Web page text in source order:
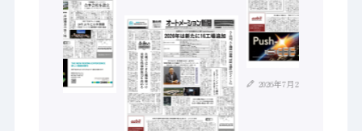
2026年7月21日